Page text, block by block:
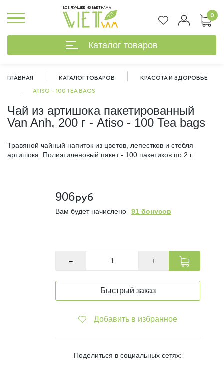
ВСЕ ЛУЧШЕЕ ИЗ ВЬЕТНАМА
0
Каталог товаров
ГЛАВНАЯ КАТАЛОГ ТОВАРОВ КРАСОТА И ЗДОРОВЬЕ
ATISO - 100 TEA BAGS
Чай из артишока пакетированный
Van Anh, 200 г - Atiso - 100 Tea bags
Травяной чайный напиток из цветов, лепестков и стебля
артишока. Полиэтиленовый пакет - 100 пакетиков по 2 г.
906руб
Вам будет начислено 91 бонусов
– +
Быстрый заказ
Добавить в избранное
Поделиться в социальных сетях: